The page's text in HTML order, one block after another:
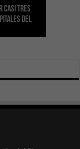
casi tres
del
en el
por cuarto
del
7,09 M€
su
de
dede
de la